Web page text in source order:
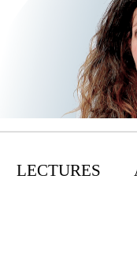
LECTURES